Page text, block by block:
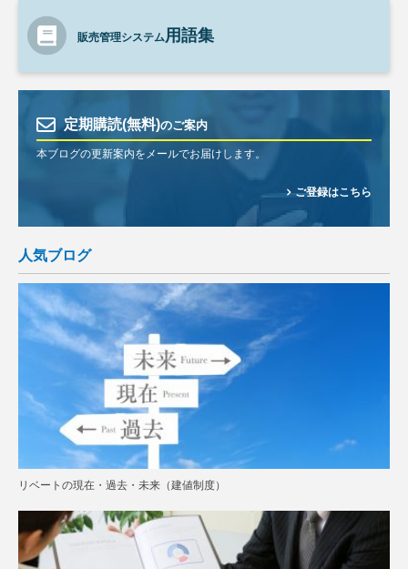
販売管理システム用語集
定期購読(無料)のご案内
本ブログの更新案内をメールでお届けします。
ご登録はこちら
人気ブログ
リベートの現在・過去・未来（建値制度）